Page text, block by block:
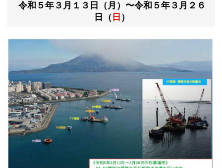
令和５年３月１３日（月）〜令和５年３月２６
日（ 日 ）